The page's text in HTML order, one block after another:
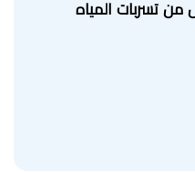
من تسربات المياه